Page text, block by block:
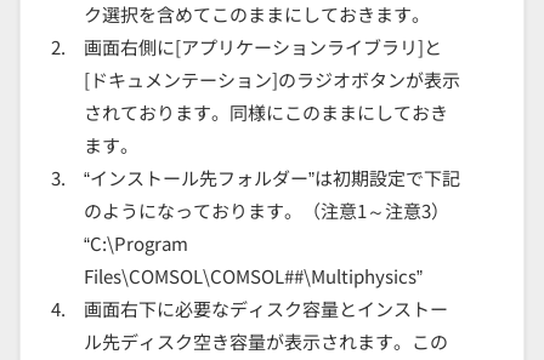
ク選択を含めてこのままにしておきます。
画面右側に[アプリケーションライブラリ]と
[ドキュメンテーション]のラジオボタンが表示
されております。同様にこのままにしておき
ます。
“インストール先フォルダー”は初期設定で下記
のようになっております。（注意1～注意3）
“C:\Program
Files\COMSOL\COMSOL##\Multiphysics”
画面右下に必要なディスク容量とインストー
ル先ディスク空き容量が表示されます。この